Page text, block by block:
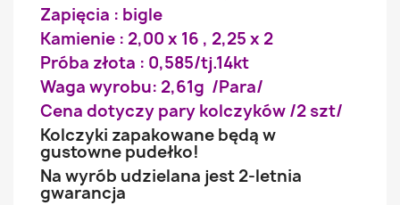
Zapięcia : bigle
Kamienie : 2,00 x 16 , 2,25 x 2
Próba złota : 0,585/tj.14kt
Waga wyrobu: 2,61g /Para/
Cena dotyczy pary kolczyków /2 szt/
Kolczyki zapakowane będą w
gustowne pudełko!
Na wyrób udzielana jest 2-letnia
gwarancja